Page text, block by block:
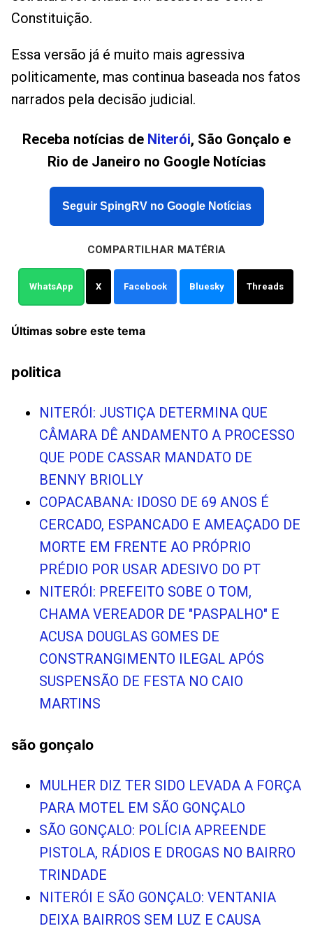
Constituição.
Essa versão já é muito mais agressiva
politicamente, mas continua baseada nos fatos
narrados pela decisão judicial.
Receba notícias de Niterói, São Gonçalo e
Rio de Janeiro no Google Notícias
Seguir SpingRV no Google Notícias
COMPARTILHAR MATÉRIA
WhatsApp X Facebook Bluesky Threads
Últimas sobre este tema
politica
NITERÓI: JUSTIÇA DETERMINA QUE
CÂMARA DÊ ANDAMENTO A PROCESSO
QUE PODE CASSAR MANDATO DE
BENNY BRIOLLY
COPACABANA: IDOSO DE 69 ANOS É
CERCADO, ESPANCADO E AMEAÇADO DE
MORTE EM FRENTE AO PRÓPRIO
PRÉDIO POR USAR ADESIVO DO PT
NITERÓI: PREFEITO SOBE O TOM,
CHAMA VEREADOR DE "PASPALHO" E
ACUSA DOUGLAS GOMES DE
CONSTRANGIMENTO ILEGAL APÓS
SUSPENSÃO DE FESTA NO CAIO
MARTINS
são gonçalo
MULHER DIZ TER SIDO LEVADA A FORÇA
PARA MOTEL EM SÃO GONÇALO
SÃO GONÇALO: POLÍCIA APREENDE
PISTOLA, RÁDIOS E DROGAS NO BAIRRO
TRINDADE
NITERÓI E SÃO GONÇALO: VENTANIA
DEIXA BAIRROS SEM LUZ E CAUSA